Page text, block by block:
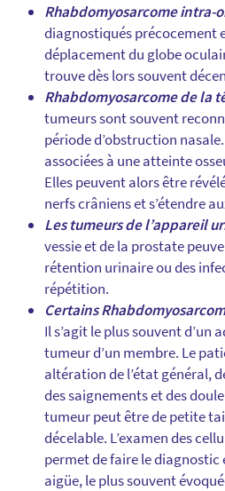
Rhabdomyosarcome intra-
diagnostiqués précocement
déplacement du globe
trouve dès lors souvent
Rhabdomyosarcome de la
tumeurs sont souvent
période d’obstruction
associées à une atteinte
Elles peuvent alors être
nerfs crâniens et s’étendre
Les tumeurs de l’appareil
vessie et de la prostate
rétention urinaire ou des
répétition.
Certains
Il s’agit le plus souvent d’un
tumeur d’un membre. Le
altération de l’état général,
des saignements et des
tumeur peut être de petite
décelable. L’examen des
permet de faire le diagnostic
aigüe, le plus souvent